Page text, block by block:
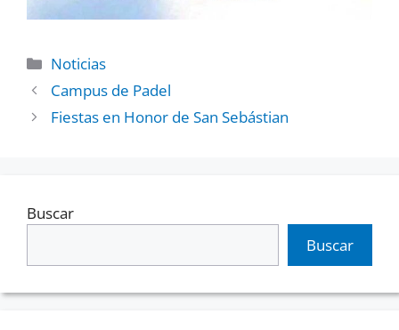
Noticias
Campus de Padel
Fiestas en Honor de San Sebástian
Buscar
Buscar